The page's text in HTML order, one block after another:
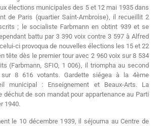
élections municipales des 5 et 12 mai 1935 dans
de Paris (quartier Saint-Ambroise), il recueillit 2
; le socialiste Farbmann en obtint 939 et se
battu par 3 390 voix contre 3 597 à Alfred
ci provoqua de nouvelles élections les 15 et 22
tête dès le premier tour avec 2 960 voix sur 8 534
(Farbmann, SFIO, 1 006), il triompha au second
8 616 votants. Gardette siégea à la 4ème
municipal : Enseignement et Beaux-Arts. La
déchut de son mandat pour appartenance au Parti
1940.
le 10 décembre 1939, il séjourna au Centre de